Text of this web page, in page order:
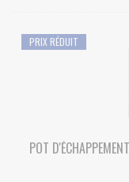
PRIX RÉDUIT
POT